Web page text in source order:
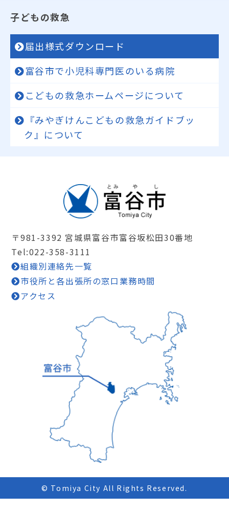
子どもの救急
届出様式ダウンロード
富谷市で小児科専門医のいる病院
こどもの救急ホームページについて
『みやぎけんこどもの救急ガイドブッ
ク』について
〒981-3392 宮城県富谷市富谷坂松田30番地
Tel:022-358-3111
組織別連絡先一覧
市役所と各出張所の窓口業務時間
アクセス
© Tomiya City All Rights Reserved.